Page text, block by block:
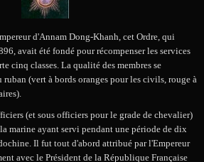
d'Annam Dong-Khanh, cet Ordre, qui
avait été fondé pour récompenser les services
cinq classes. La qualité des membres se
(vert à bords oranges pour les civils, rouge à
(et sous officiers pour le grade de chevalier)
marine ayant servi pendant une période de dix
Il fut tout d'abord attribué par l'Empereur
avec le Président de la République Française